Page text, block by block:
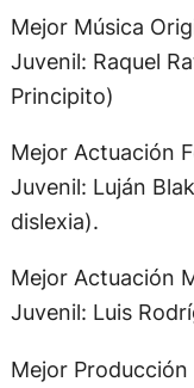
Mejor Música
Juvenil: Raquel
Principito)
Mejor Actuación
Juvenil: Luján
dislexia).
Mejor Actuación
Juvenil: Luis
Mejor